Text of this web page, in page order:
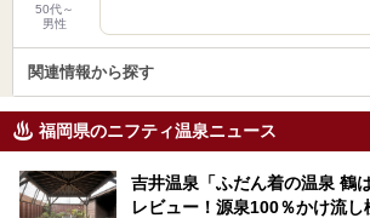
50代～
男性
関連情報から探す
福岡県のニフティ温泉ニュース
吉井温泉「ふだん着の温泉 鶴
レビュー！源泉100％かけ流